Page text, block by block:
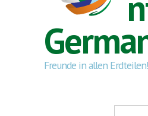
Freunde in allen Erdteilen!